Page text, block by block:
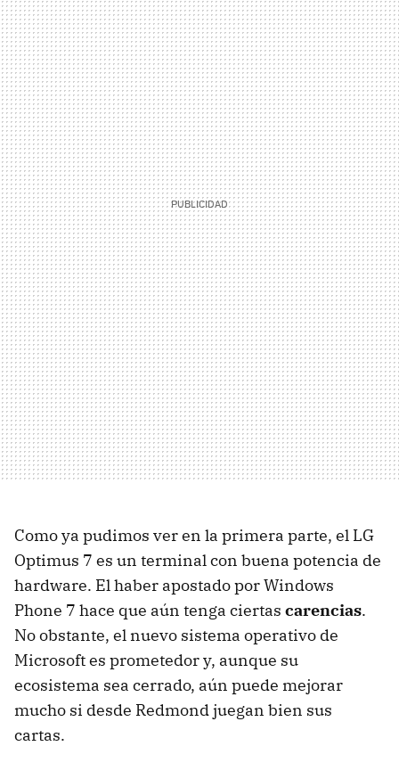
Como ya pudimos ver en la primera parte, el LG
Optimus 7 es un terminal con buena potencia de
hardware. El haber apostado por Windows
Phone 7 hace que aún tenga ciertas carencias.
No obstante, el nuevo sistema operativo de
Microsoft es prometedor y, aunque su
ecosistema sea cerrado, aún puede mejorar
mucho si desde Redmond juegan bien sus
cartas.